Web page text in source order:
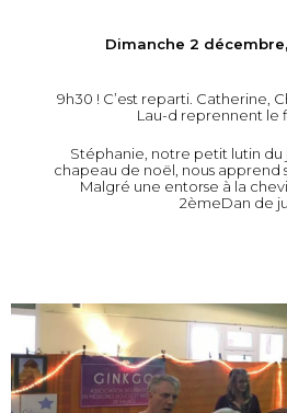
Dimanche 2
9h30 ! C’est reparti. Catherine,
Lau-d reprennent le
Stéphanie, notre petit lutin
chapeau de noël, nous apprend
Malgré une entorse à la
2èmeDan de